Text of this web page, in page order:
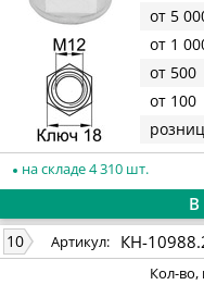
от 5
от 1
от 500
от 100
на складе 4 310 шт.
В
10 Артикул: КН-
Кол-во,